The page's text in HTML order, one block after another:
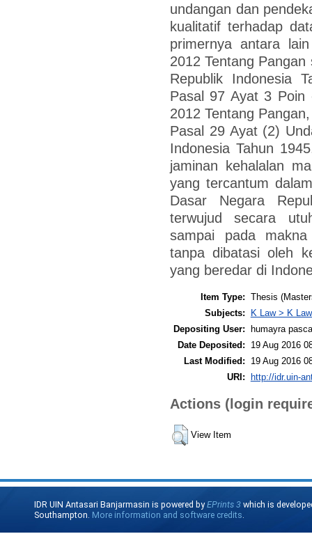
undangan dan
kualitatif terhadap
primernya antara
2012 Tentang
Republik Indonesia
Pasal 97 Ayat 3 Poin
2012 Tentang
Pasal 29 Ayat (2)
Indonesia Tahun
jaminan kehalalan
yang tercantum
Dasar Negara
terwujud secara
sampai pada
tanpa dibatasi oleh
yang beredar di
Item Type: Thesis
Subjects:
K Law > K
Depositing User: humayra
Date Deposited:
19 Aug 2016
Last Modified:
19 Aug 2016
URI: http://idr.uin-
Actions (login
View Item
IDR UIN Antasari Banjarmasin is powered byEPrints 3 which is
Southampton. More information and software credits.